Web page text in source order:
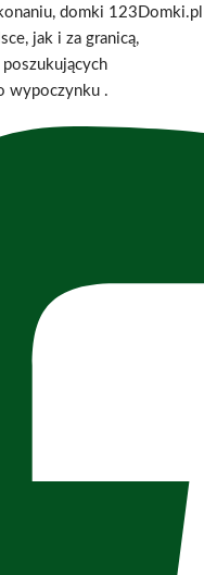
domki 123Domki.pl
jak i za granicą,
wypoczynku .